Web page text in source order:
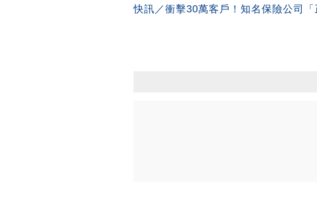
快訊／衝擊30萬客戶！知名保險公司「